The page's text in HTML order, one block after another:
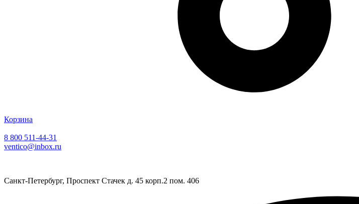
Корзина
8 800 511-44-31
ventico@inbox.ru
Санкт-Петербург, Проспект Стачек д. 45 корп.2 пом. 406